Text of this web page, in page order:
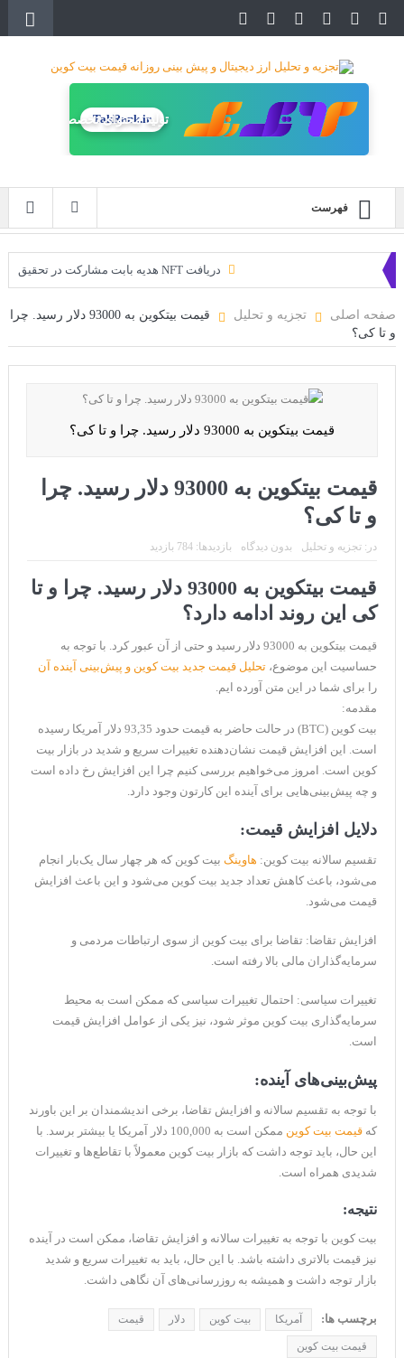
تولید محتوای تخصصی
TakRank.ir
فهرست
دریافت NFT هدیه بابت مشارکت در تحقیق
CoinEx سریع ترین برند درحال رشد در خدمات مالی!
تحریم ایران توسط استخر پولین!
بیت کوین به امید ETF به 60،000 دلار رسید!
ایردراپ رمزارز Morpher (MPH)
ایردراپ کریپتوتانک – CryptoTanks Airdrop
صفحه اصلی تجزیه و تحلیل
قیمت بیتکوین به 93000 دلار رسید. چرا
و تا کی؟
قیمت بیتکوین به 93000 دلار رسید. چرا و تا کی؟
قیمت بیتکوین به 93000 دلار رسید. چرا
و تا کی؟
در: تجزیه و تحلیل بدون دیدگاه بازدیدها: 784 بازدید
قیمت بیتکوین به 93000 دلار رسید. چرا و تا
کی این روند ادامه دارد؟
قیمت بیتکوین به 93000 دلار رسید و حتی از آن عبور کرد. با توجه به
حساسیت این موضوع، تحلیل قیمت جدید بیت کوین و پیش‌بینی آینده آن
را برای شما در این متن آورده ایم.
مقدمه:
بیت کوین (BTC) در حالت حاضر به قیمت حدود 93,35 دلار آمریکا رسیده
است. این افزایش قیمت نشان‌دهنده تغییرات سریع و شدید در بازار بیت
کوین است. امروز می‌خواهیم بررسی کنیم چرا این افزایش رخ داده است
و چه پیش‌بینی‌هایی برای آینده این کارتون وجود دارد.
دلایل افزایش قیمت:
تقسیم سالانه بیت کوین: هاوینگبیت کوین که هر چهار سال یک‌بار انجام
می‌شود، باعث کاهش تعداد جدید بیت کوین می‌شود و این باعث افزایش
قیمت می‌شود.
افزایش تقاضا: تقاضا برای بیت کوین از سوی ارتباطات مردمی و
سرمایه‌گذاران مالی بالا رفته است.
تغییرات سیاسی: احتمال تغییرات سیاسی که ممکن است به محیط
سرمایه‌گذاری بیت کوین موثر شود، نیز یکی از عوامل افزایش قیمت
است.
پیش‌بینی‌های آینده:
با توجه به تقسیم سالانه و افزایش تقاضا، برخی اندیشمندان بر این باورند
که قیمت بیت کوین
ممکن است به 100,000 دلار آمریکا یا بیشتر برسد. با
این حال، باید توجه داشت که بازار بیت کوین معمولاً با تقاطع‌ها و تغییرات
شدیدی همراه است.
نتیجه:
بیت کوین با توجه به تغییرات سالانه و افزایش تقاضا، ممکن است در آینده
نیز قیمت بالاتری داشته باشد. با این حال، باید به تغییرات سریع و شدید
بازار توجه داشت و همیشه به روزرسانی‌های آن نگاهی داشت.
برچسب ها: آمریکا بیت کوین دلار قیمت
قیمت بیت کوین